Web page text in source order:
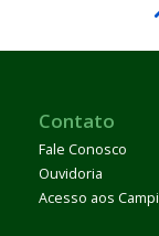
Contato
Fale Conosco
Ouvidoria
Acesso aos Campi